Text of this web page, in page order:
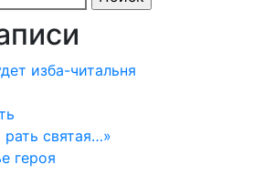
изба-читальня
святая…»
героя